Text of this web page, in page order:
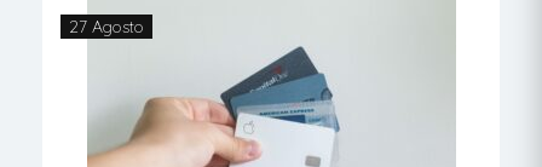
Sneakers (TNS) e são feitos de forma
sustentável. […]
27 Agosto